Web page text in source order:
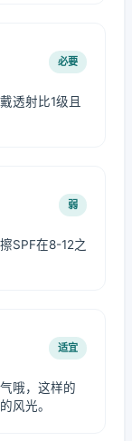
必要
透射比1级且
弱
SPF在8-12之
适宜
哦，这样的
风光。